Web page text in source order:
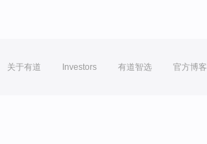
关于有道 Investors 有道智选 官方博客